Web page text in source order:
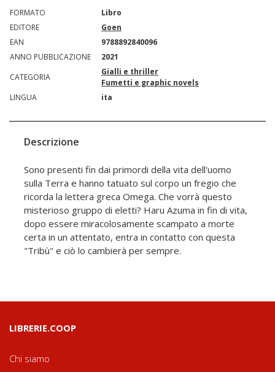
FORMATO
Libro
EDITORE
Goen
EAN
9788892840096
ANNO PUBBLICAZIONE
2021
CATEGORIA
Gialli e thriller
Fumetti e graphic novels
LINGUA
ita
Descrizione
Sono presenti fin dai primordi della vita dell'uomo
sulla Terra e hanno tatuato sul corpo un fregio che
ricorda la lettera greca Omega. Che vorrà questo
misterioso gruppo di eletti? Haru Azuma in fin di vita,
dopo essere miracolosamente scampato a morte
certa in un attentato, entra in contatto con questa
"Tribù" e ciò lo cambierà per sempre.
LIBRERIE.COOP
Chi siamo